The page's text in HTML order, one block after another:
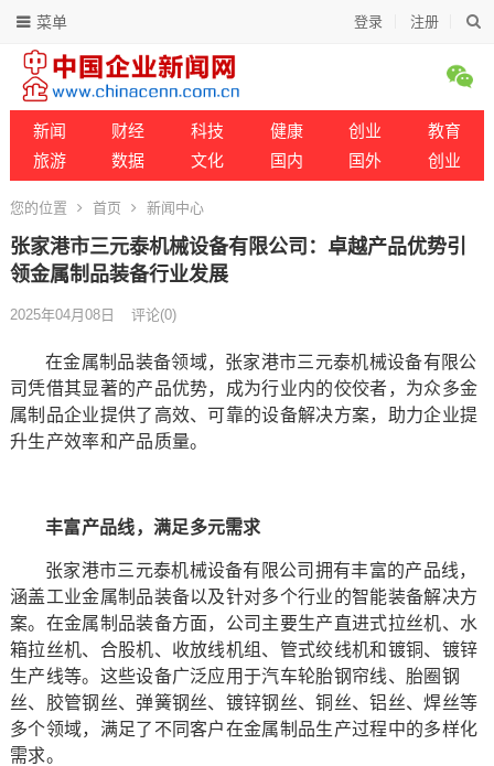
登录 注册
菜单
新闻 财经 科技 健康 创业
教育
旅游
数据 文化 国内 国外 创业
您的位置 首页 新闻中心
张家港市三元泰机械设备有限公司：卓越产品优势引
领金属制品装备行业发展
2025年04月08日 评论(0)
在金属制品装备领域，张家港市三元泰机械设备有限公
司凭借其显著的产品优势，成为行业内的佼佼者，为众多金
属制品企业提供了高效、可靠的设备解决方案，助力企业提
升生产效率和产品质量。
丰富产品线，满足多元需求
张家港市三元泰机械设备有限公司拥有丰富的产品线，
涵盖工业金属制品装备以及针对多个行业的智能装备解决方
案。在金属制品装备方面，公司主要生产直进式拉丝机、水
箱拉丝机、合股机、收放线机组、管式绞线机和镀铜、镀锌
生产线等。这些设备广泛应用于汽车轮胎钢帘线、胎圈钢
丝、胶管钢丝、弹簧钢丝、镀锌钢丝、铜丝、铝丝、焊丝等
多个领域，满足了不同客户在金属制品生产过程中的多样化
需求。